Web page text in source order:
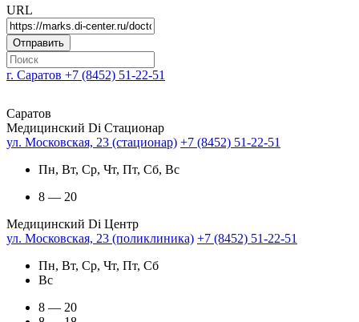
URL
г. Саратов +7 (8452) 51-22-51
Саратов
Медицинский Di Стационар
ул. Московская, 23 (стационар) +7 (8452) 51-22-51
Пн, Вт, Ср, Чт, Пт, Сб, Вс
8 — 20
Медицинский Di Центр
ул. Московская, 23 (поликлиника) +7 (8452) 51-22-51
Пн, Вт, Ср, Чт, Пт, Сб
Вс
8 — 20